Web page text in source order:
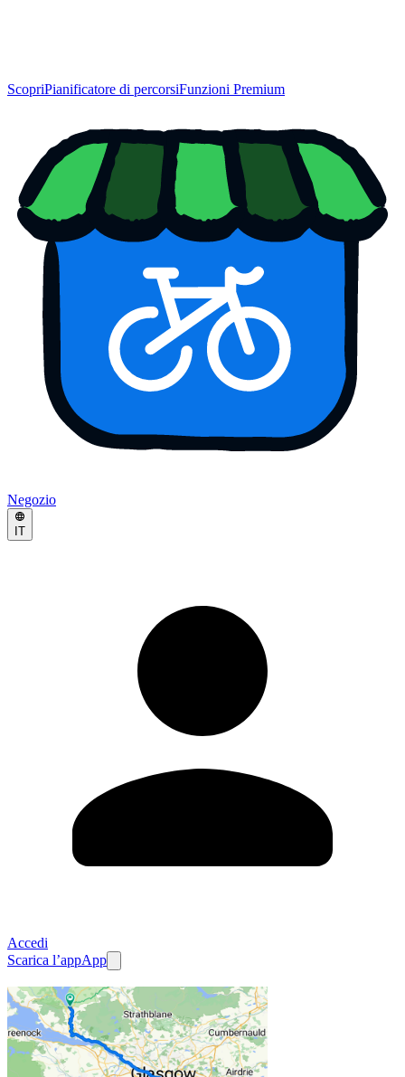
ScopriPianificatore di percorsiFunzioni Premium
Negozio
IT
Accedi
Scarica l’appApp